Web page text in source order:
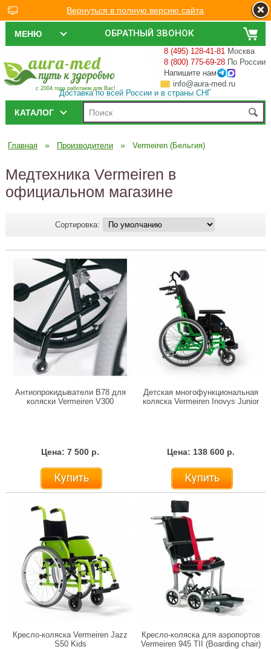
ОБРАТНЫЙ ЗВОНОК
МЕНЮ
с 2004 года работаем для Вас!
8 (495) 128-41-81 Москва
8 (800) 775-69-28 По России
Напишите нам
info@aura-med.ru
Доставка по всей России и в страны СНГ
КАТАЛОГ
Главная » Производители » Vermeiren (Бельгия)
Медтехника Vermeiren в
официальном магазине
Сортировка:
Антиопрокидыватели B78 для
коляски Vermeiren V300
Цена: 7 500 р.
Купить
Детская многофункциональная
коляска Vermeiren Inovys Junior
Цена: 138 600 р.
Купить
Кресло-коляска Vermeiren Jazz
S50 Kids
Кресло-коляска для аэропортов
Vermeiren 945 TII (Boarding chair)
Вернуться в полную версию сайта